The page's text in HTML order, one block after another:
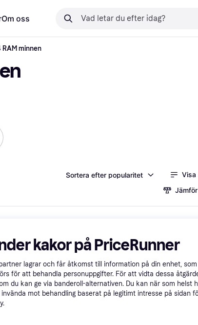
Om oss
RAM minnen
Sortera efter popularitet
Visa
kakor på PriceRunner
lagrar och får åtkomst till information på din enhet,
för att behandla personuppgifter. För att vidta dessa
du kan ge via banderoll-alternativen. Du kan när som helst
mot behandling baserat på legitimt intresse på sidan